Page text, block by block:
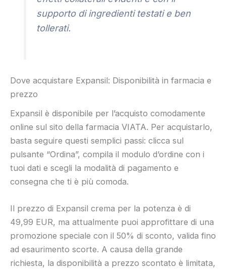
supporto di ingredienti testati e ben
tollerati.
Dove acquistare Expansil: Disponibilità in farmacia e
prezzo
Expansil è disponibile per l’acquisto comodamente
online sul sito della farmacia VIATA. Per acquistarlo,
basta seguire questi semplici passi: clicca sul
pulsante “Ordina”, compila il modulo d’ordine con i
tuoi dati e scegli la modalità di pagamento e
consegna che ti è più comoda.
Il prezzo di Expansil crema per la potenza è di
49,99 EUR, ma attualmente puoi approfittare di una
promozione speciale con il 50% di sconto, valida fino
ad esaurimento scorte. A causa della grande
richiesta, la disponibilità a prezzo scontato è limitata,